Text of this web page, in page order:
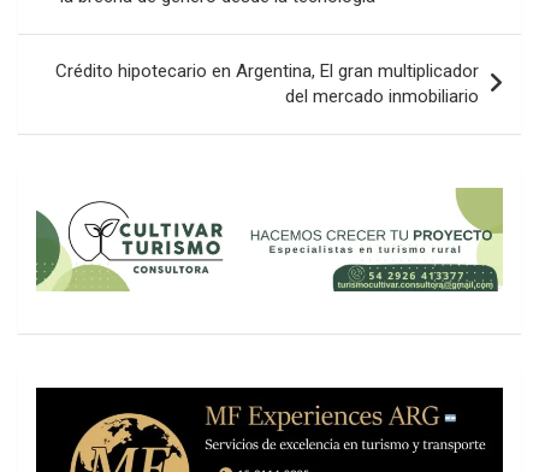
entradas
Crédito hipotecario en Argentina, El gran multiplicador
del mercado inmobiliario